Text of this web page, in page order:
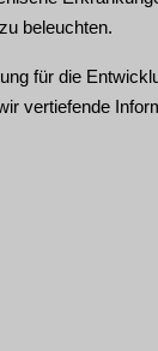
beleuchten.
für die
vertiefende